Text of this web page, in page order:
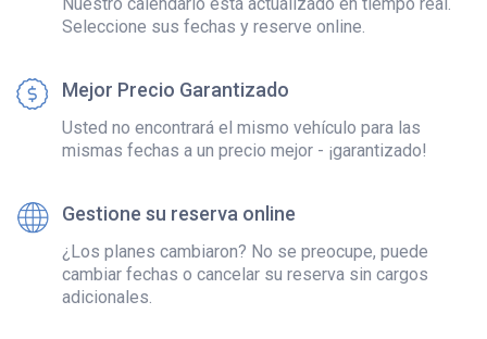
Seleccione sus fechas y reserve online.
Mejor Precio Garantizado
Usted no encontrará el mismo vehículo para las
mismas fechas a un precio mejor - ¡garantizado!
Gestione su reserva online
¿Los planes cambiaron? No se preocupe, puede
cambiar fechas o cancelar su reserva sin cargos
adicionales.